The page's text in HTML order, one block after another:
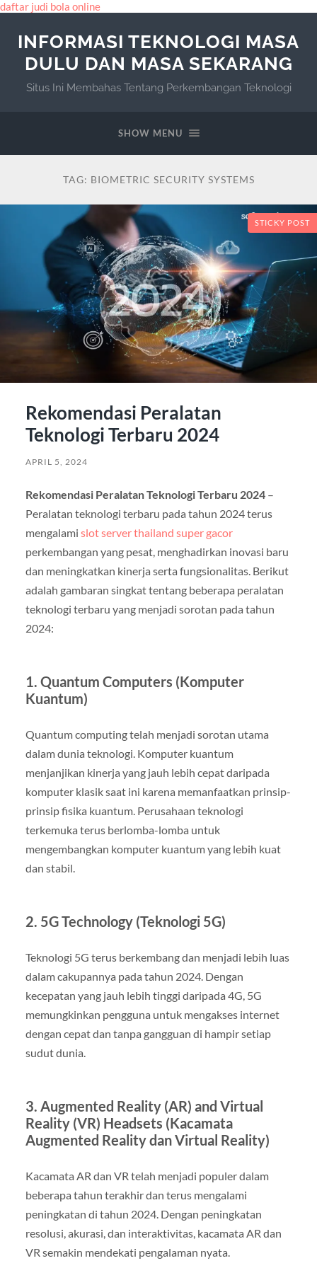
daftar judi bola online
INFORMASI TEKNOLOGI MASA
DULU DAN MASA SEKARANG
Situs Ini Membahas Tentang Perkembangan Teknologi
SHOW MENU
TAG: BIOMETRIC SECURITY SYSTEMS
STICKY POST
Rekomendasi Peralatan
Teknologi Terbaru 2024
APRIL 5, 2024
Rekomendasi Peralatan Teknologi Terbaru 2024–
Peralatan teknologi terbaru pada tahun 2024 terus
mengalami slot server thailand super gacor
perkembangan yang pesat, menghadirkan inovasi baru
dan meningkatkan kinerja serta fungsionalitas. Berikut
adalah gambaran singkat tentang beberapa peralatan
teknologi terbaru yang menjadi sorotan pada tahun
2024:
1. Quantum Computers (Komputer
Kuantum)
Quantum computing telah menjadi sorotan utama
dalam dunia teknologi. Komputer kuantum
menjanjikan kinerja yang jauh lebih cepat daripada
komputer klasik saat ini karena memanfaatkan prinsip-
prinsip fisika kuantum. Perusahaan teknologi
terkemuka terus berlomba-lomba untuk
mengembangkan komputer kuantum yang lebih kuat
dan stabil.
2. 5G Technology (Teknologi 5G)
Teknologi 5G terus berkembang dan menjadi lebih luas
dalam cakupannya pada tahun 2024. Dengan
kecepatan yang jauh lebih tinggi daripada 4G, 5G
memungkinkan pengguna untuk mengakses internet
dengan cepat dan tanpa gangguan di hampir setiap
sudut dunia.
3. Augmented Reality (AR) and Virtual
Reality (VR) Headsets (Kacamata
Augmented Reality dan Virtual Reality)
Kacamata AR dan VR telah menjadi populer dalam
beberapa tahun terakhir dan terus mengalami
peningkatan di tahun 2024. Dengan peningkatan
resolusi, akurasi, dan interaktivitas, kacamata AR dan
VR semakin mendekati pengalaman nyata.